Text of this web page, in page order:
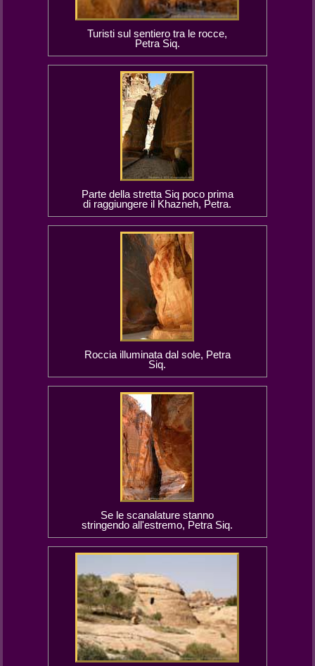
Turisti sul sentiero tra le rocce,
Petra Siq.
Parte della stretta Siq poco prima
di raggiungere il Khazneh, Petra.
Roccia illuminata dal sole, Petra
Siq.
Se le scanalature stanno
stringendo all'estremo, Petra Siq.